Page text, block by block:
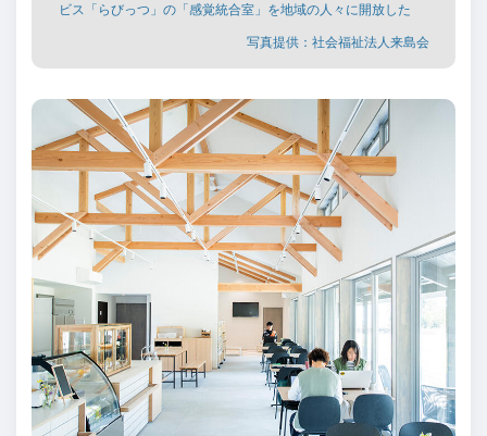
ビス「らびっつ」の「感覚統合室」を地域の人々に開放した
写真提供：社会福祉法人来島会